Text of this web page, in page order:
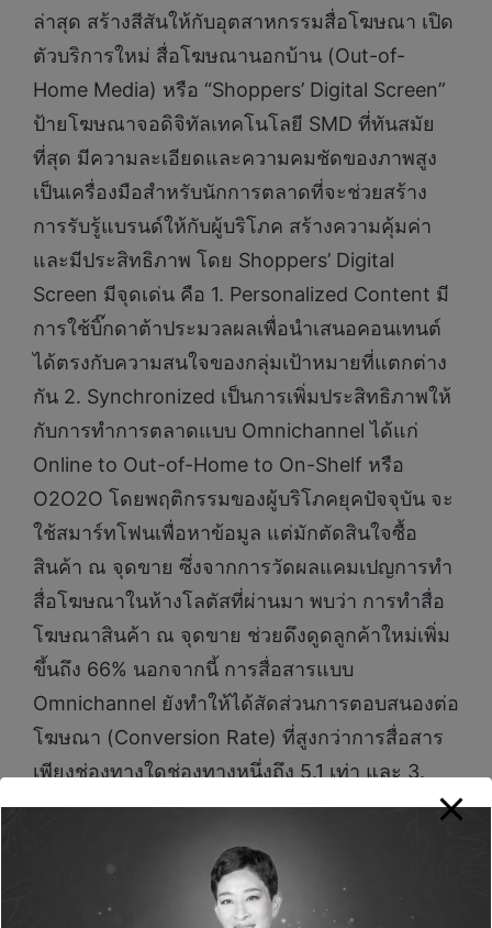
ล่าสุด สร้างสีสันให้กับอุตสาหกรรมสื่อโฆษณา เปิด
ตัวบริการใหม่ สื่อโฆษณานอกบ้าน (Out-of-
Home Media) หรือ “Shoppers’ Digital Screen”
ป้ายโฆษณาจอดิจิทัลเทคโนโลยี SMD ที่ทันสมัย
ที่สุด มีความละเอียดและความคมชัดของภาพสูง
เป็นเครื่องมือสำหรับนักการตลาดที่จะช่วยสร้าง
การรับรู้แบรนด์ให้กับผู้บริโภค สร้างความคุ้มค่า
และมีประสิทธิภาพ โดย Shoppers’ Digital
Screen มีจุดเด่น คือ 1. Personalized Content มี
การใช้บิ๊กดาต้าประมวลผลเพื่อนำเสนอคอนเทนต์
ได้ตรงกับความสนใจของกลุ่มเป้าหมายที่แตกต่าง
กัน 2. Synchronized เป็นการเพิ่มประสิทธิภาพให้
กับการทำการตลาดแบบ Omnichannel ได้แก่
Online to Out-of-Home to On-Shelf หรือ
O2O2O โดยพฤติกรรมของผู้บริโภคยุคปัจจุบัน จะ
ใช้สมาร์ทโฟนเพื่อหาข้อมูล แต่มักตัดสินใจซื้อ
สินค้า ณ จุดขาย ซึ่งจากการวัดผลแคมเปญการทำ
สื่อโฆษณาในห้างโลตัสที่ผ่านมา พบว่า การทำสื่อ
โฆษณาสินค้า ณ จุดขาย ช่วยดึงดูดลูกค้าใหม่เพิ่ม
ขึ้นถึง 66% นอกจากนี้ การสื่อสารแบบ
Omnichannel ยังทำให้ได้สัดส่วนการตอบสนองต่อ
โฆษณา (Conversion Rate) ที่สูงกว่าการสื่อสาร
เพียงช่องทางใดช่องทางหนึ่งถึง 5.1 เท่า และ 3.
Seamless Experience กับการมอบประสบการณ์ที่
เข้าถึง และการมีส่วนร่วมกับแบรนด์อย่างสม่ำเสมอ
ตลอดเส้นทางการซื้อสินค้า